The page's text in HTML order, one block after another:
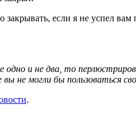
если я не успел
одно и не два, то
вы не могли бы
.